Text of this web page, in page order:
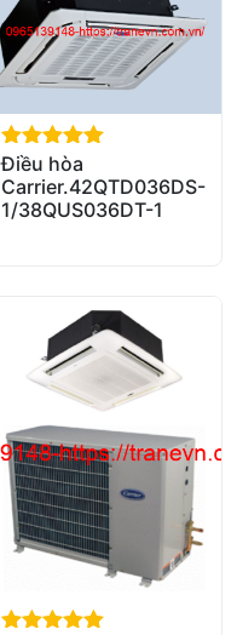
out of 5
Điều hòa
Carrier.42QTD036DS-
1/38QUS036DT-1